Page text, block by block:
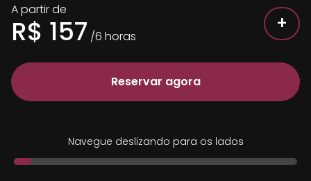
A partir de
R$ 157 /6 horas
+
Reservar agora
Navegue deslizando para os lados